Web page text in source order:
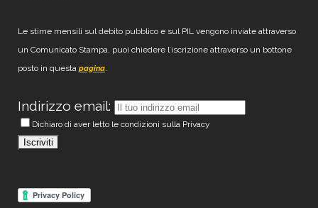
Le stime mensili sul debito pubblico e sul PIL vengono inviate attraverso
un Comunicato Stampa, puoi chiedere l’iscrizione attraverso un bottone
posto in questa pagina.
Indirizzo email:
Dichiaro di aver letto le condizioni sulla Privacy